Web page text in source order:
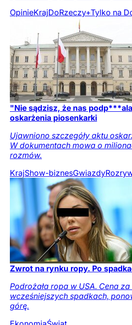
OpinieKrajDoRzeczy+Tylko na
"Nie sądzisz, że nas
oskarżenia piosenkarki
Ujawniono szczegóły aktu
W dokumentach mowa o
rozmów.
KrajShow-biznesGwiazdy
Zwrot na rynku ropy. Po
Podrożała ropa w USA. Cena
wcześniejszych spadkach,
górę.